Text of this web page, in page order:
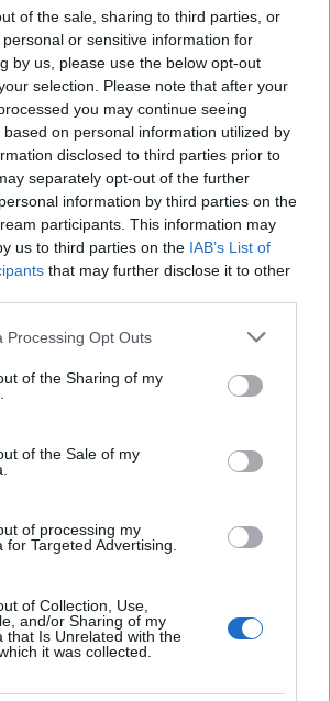
of the sale, sharing to third parties, or
or sensitive information for
by us, please use the below opt-out
selection. Please note that after your
you may continue seeing
on personal information utilized by
disclosed to third parties prior to
separately opt-out of the further
information by third parties on the
participants. This information may
us to third parties on the IAB’s List of
that may further disclose it to other
website/app uses one or more Google
or usage behaviour. You may click to
to Google and its third-party tags to
specified purposes in below Google
Processing Opt Outs
of the Sharing of my
of the Sale of my
of processing my
for Targeted Advertising.
of Collection, Use,
and/or Sharing of my
that Is Unrelated with the
it was collected.
ebben a könyvben, ami erőt
hogy a kötetben szereplő nők
és bár megtörték őket, ők
ugyan elbuknak, de akkor sem
igazán valóságossá válik, hogy
sikerül. Van, amikor más késő,
menekvés. Egyetlen ember sem
ilyen helyzetbe kényszerítsék.
nem csupán mai jelenség
azt hiszik, hogy erőszakos
alkoholisták vagy alacsony
élők lehetnek. Sajnos nem. Sok
kedves emberekről derül ki, hogy
feleségüket, barátnőjüket,
olyan kötetet hozott el az
kötelező olvasmánnyá lehetne
szembesíteni kellene vele,
van, méghozzá túl gyakran. Ma
is havonta több nő esik áldozatul.
lehet erőt adni azoknak a
akik nem mernek vagy úgy
nő mellé kellett volna legalább
Mert bár kevesebb esetben
bántalmazott férfi, sajnos az is
ők sokszor még kevésbé